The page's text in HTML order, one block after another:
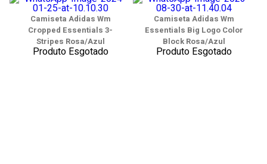
Camiseta Adidas Wm
Cropped Essentials 3-
Stripes Rosa/Azul
Produto Esgotado
Camiseta Adidas Wm
Essentials Big Logo Color
Block Rosa/Azul
Produto Esgotado